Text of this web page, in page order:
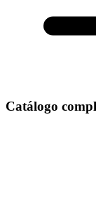
Catálogo